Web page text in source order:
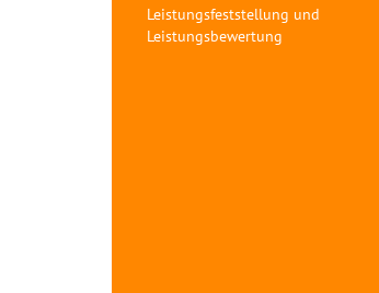
Leistungsfeststellung und
Leistungsbewertung